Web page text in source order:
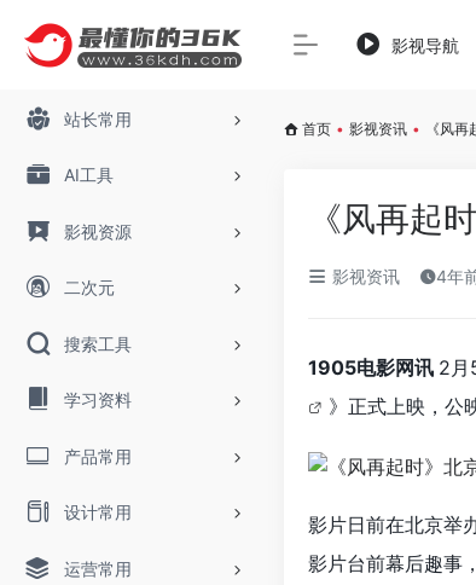
站长常用
AI工具
影视资源
二次元
搜索工具
学习资料
产品常用
设计常用
运营常用
影视导航
首页 • 影视资讯 • 《风
《风再起
影视资讯 4年
1905电影网讯 2月
》正式上映，公
影片日前在北京举
影片台前幕后趣事